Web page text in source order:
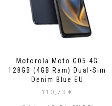
Motorola Moto G05 4G
128GB (4GB Ram) Dual-Sim
Denim Blue EU
110,73 €